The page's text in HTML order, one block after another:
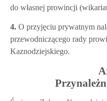
do własnej prowincji
4. O przyjęciu prywatnym
przewodniczącego rady
Kaznodziejskiego.